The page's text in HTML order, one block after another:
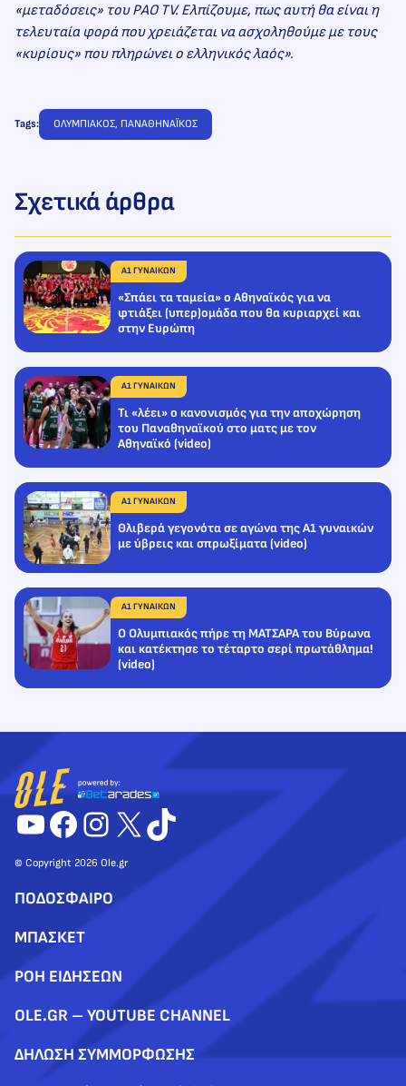
«μεταδόσεις» του PAO TV. Ελπίζουμε, πως αυτή θα είναι η
τελευταία φορά που χρειάζεται να ασχοληθούμε με τους
«κυρίους» που πληρώνει ο ελληνικός λαός».
Tags: ΟΛΥΜΠΙΑΚΟΣ, ΠΑΝΑΘΗΝΑΪΚΟΣ
Σχετικά άρθρα
Α1 ΓΥΝΑΙΚΩΝ
«Σπάει τα ταμεία» ο Αθηναϊκός για να
φτιάξει (υπερ)ομάδα που θα κυριαρχεί και
στην Ευρώπη
Α1 ΓΥΝΑΙΚΩΝ
Τι «λέει» ο κανονισμός για την αποχώρηση
του Παναθηναϊκού στο ματς με τον
Αθηναϊκό (video)
Α1 ΓΥΝΑΙΚΩΝ
Θλιβερά γεγονότα σε αγώνα της Α1 γυναικών
με ύβρεις και σπρωξίματα (video)
Α1 ΓΥΝΑΙΚΩΝ
Ο Ολυμπιακός πήρε τη ΜΑΤΣΑΡΑ του Βύρωνα
και κατέκτησε το τέταρτο σερί πρωτάθλημα!
(video)
YouTube
Facebook
Instagram
X TikTok
© Copyright 2026 Ole.gr
ΠΟΔΟΣΦΑΙΡΟ
ΜΠΑΣΚΕΤ
ΡΟΗ ΕΙΔΗΣΕΩΝ
OLE.GR – YOUTUBE CHANNEL
ΔΗΛΩΣΗ ΣΥΜΜΟΡΦΩΣΗΣ